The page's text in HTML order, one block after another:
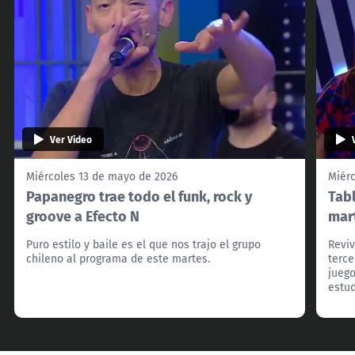
Ver Video
Miércoles 13 de mayo de 2026
Papanegro trae todo el funk, rock y
groove a Efecto N
Puro estilo y baile es el que nos trajo el grupo
chileno al programa de este martes.